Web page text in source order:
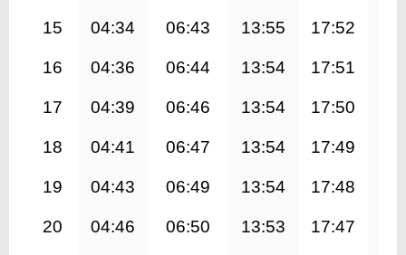
15 04:34 06:43 13:55 17:52
16 04:36 06:44 13:54 17:51
17 04:39 06:46 13:54 17:50
18 04:41 06:47 13:54 17:49
19 04:43 06:49 13:54 17:48
20 04:46 06:50 13:53 17:47